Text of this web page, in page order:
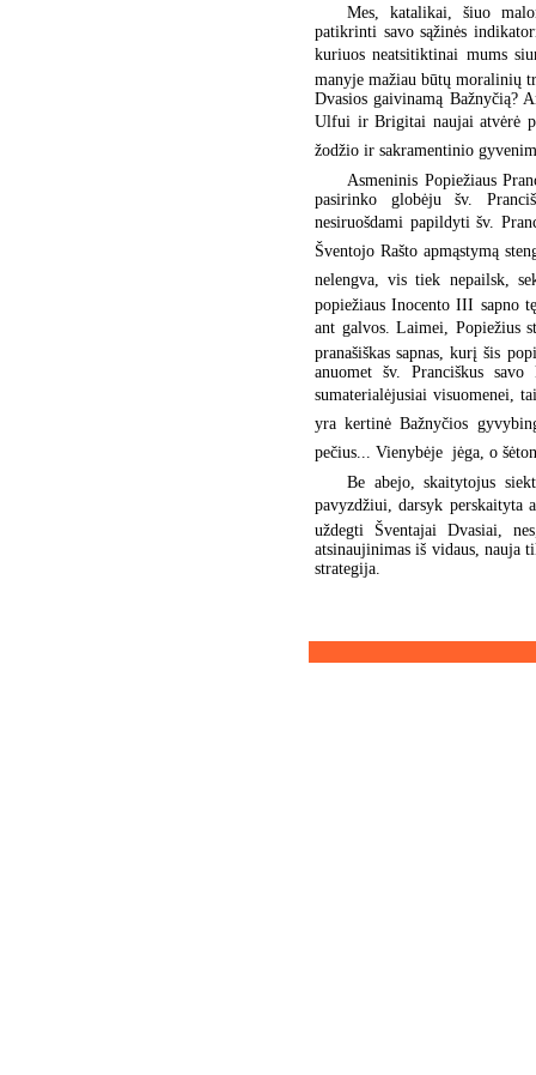
Mes, katalikai, šiuo
patikrinti savo sąžinės
kuriuos neatsitiktinai mums
manyje mažiau būtų moralinių
Dvasios gaivinamą Bažnyčią?
Ulfui ir Brigitai naujai atvėrė
žodžio ir sakramentinio
Asmeninis Popiežiaus
pasirinko globėju šv.
nesiruošdami papildyti šv.
Šventojo Rašto apmąstymą
nelengva, vis tiek nepailsk,
popiežiaus Inocento III sapno
ant galvos. Laimei, Popiežius
pranašiškas sapnas, kurį šis
anuomet šv. Pranciškus
sumaterialėjusiai visuomenei,
yra kertinė Bažnyčios
pečius... Vienybėje  jėga, o
Be abejo, skaitytojus
pavyzdžiui, darsyk perskaityta
uždegti Šventajai Dvasiai,
atsinaujinimas iš vidaus, nauja
strategija.